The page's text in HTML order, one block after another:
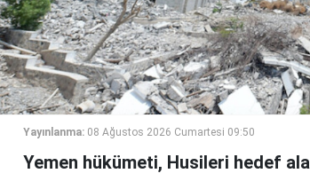
Yayınlanma: 08 Ağustos 2026 Cumartesi 09:50
Yemen hükümeti, Husileri hedef